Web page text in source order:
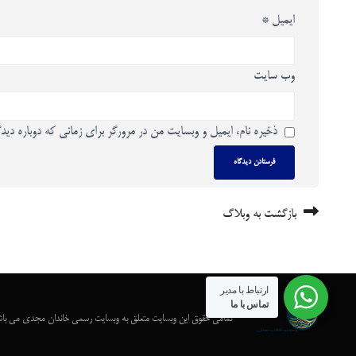
ایمیل *
وب‌ سایت
ذخیره نام، ایمیل و وبسایت من در مرورگر برای زمانی که دوباره
بازگشت به وبلاگ
تمامی حقوق این وبسایت متعلق به وبسایت رسمی خاندان مجدی می
ارتباط با مدیر
تماس با ما